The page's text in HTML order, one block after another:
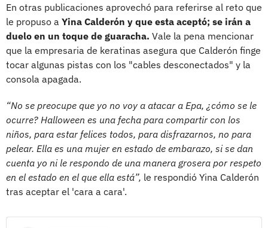
En otras publicaciones aprovechó para referirse al reto que
le propuso a Yina Calderón y que esta aceptó; se irán a
duelo en un toque de guaracha. Vale la pena mencionar
que la empresaria de keratinas asegura que Calderón finge
tocar algunas pistas con los "cables desconectados" y la
consola apagada.
“No se preocupe que yo no voy a atacar a Epa, ¿cómo se le
ocurre? Halloween es una fecha para compartir con los
niños, para estar felices todos, para disfrazarnos, no para
pelear. Ella es una mujer en estado de embarazo, si se dan
cuenta yo ni le respondo de una manera grosera por respeto
en el estado en el que ella está”, le respondió Yina Calderón
tras aceptar el 'cara a cara'.